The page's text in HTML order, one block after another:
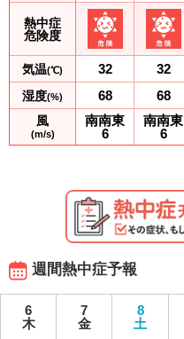
熱中症
危険度
気温(℃)
湿度(%)
風
(m/s)
32
68
南南東
6
32
68
南南東
6
週間熱中症予報
6
木
7
金
8
土